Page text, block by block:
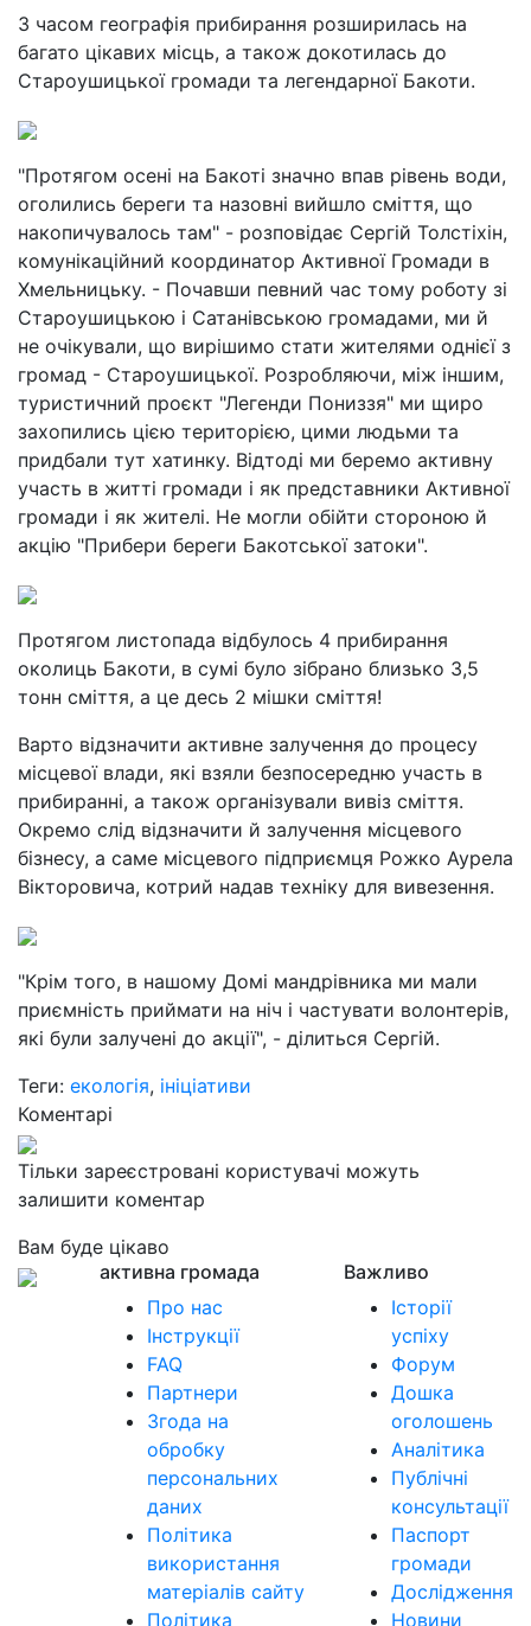
З часом географія прибирання розширилась на
багато цікавих місць, а також докотилась до
Староушицької громади та легендарної Бакоти.
"Протягом осені на Бакоті значно впав рівень води,
оголились береги та назовні вийшло сміття, що
накопичувалось там" - розповідає Сергій Толстіхін,
комунікаційний координатор Активної Громади в
Хмельницьку. - Почавши певний час тому роботу зі
Староушицькою і Сатанівською громадами, ми й
не очікували, що вирішимо стати жителями однієї з
громад - Староушицької. Розробляючи, між іншим,
туристичний проєкт "Легенди Пониззя" ми щиро
захопились цією територією, цими людьми та
придбали тут хатинку. Відтоді ми беремо активну
участь в житті громади і як представники Активної
громади і як жителі. Не могли обійти стороною й
акцію "Прибери береги Бакотської затоки".
Протягом листопада відбулось 4 прибирання
околиць Бакоти, в сумі було зібрано близько 3,5
тонн сміття, а це десь 2 мішки сміття!
Варто відзначити активне залучення до процесу
місцевої влади, які взяли безпосередню участь в
прибиранні, а також організували вивіз сміття.
Окремо слід відзначити й залучення місцевого
бізнесу, а саме місцевого підприємця Рожко Аурела
Вікторовича, котрий надав техніку для вивезення.
"Крім того, в нашому Домі мандрівника ми мали
приємність приймати на ніч і частувати волонтерів,
які були залучені до акції", - ділиться Сергій.
Теги: екологія, ініціативи
Коментарі
Тільки зареєстровані користувачі можуть
залишити коментар
Вам буде цікаво
активна громада
Про нас
Інструкції
FAQ
Партнери
Згода на
обробку
персональних
даних
Політика
використання
матеріалів сайту
Політика
Важливо
Історії
успіху
Форум
Дошка
оголошень
Аналітика
Публічні
консультації
Паспорт
громади
Дослідження
Новини